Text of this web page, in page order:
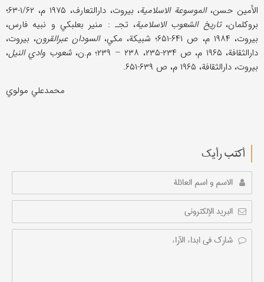
الأمین حسن،الموسوعة الاسلامیة
، بیروت، دارالتعارف، ۱۹۷۵ م، ۱/۶۲-۶۳؛
بروکلمان، تاریخ الشعوب الاسلامیة، تجـ : منیر بعلبکي و نبیه فارس،
بیروت، ۱۹۸۴ م، ص ۶۴۱-۶۵۱؛ شبیکة، مکي،
السودان عبرالقرون، بیروت،
دارالثقافة، ۱۹۶۵ م، ص ۲۳۴-۲۳۵، ۲۳۸ – ۲۳۹؛ م.ن،
شعوب وادي النیل،
بیروت، دارالثقافة، ۱۹۶۵ م، ص ۶۳۹-۶۵۱.
محمدعلي مولوي
أکتب رأیك